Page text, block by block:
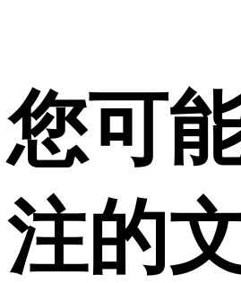
您可
注的